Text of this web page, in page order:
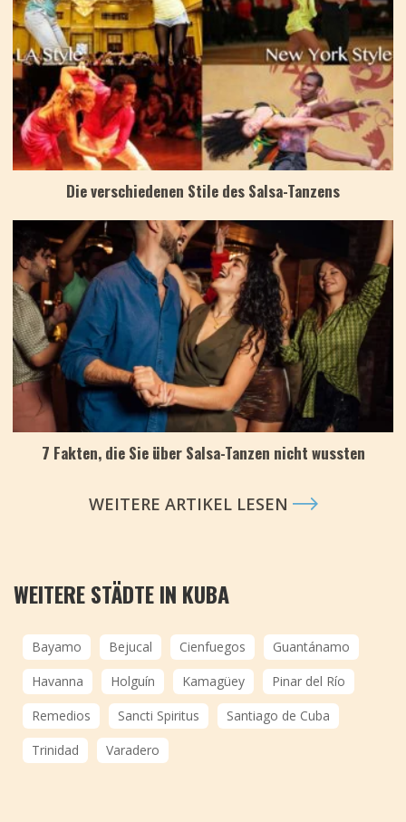
Die verschiedenen Stile des Salsa-Tanzens
7 Fakten, die Sie über Salsa-Tanzen nicht wussten
WEITERE ARTIKEL LESEN
WEITERE STÄDTE IN KUBA
Bayamo Bejucal Cienfuegos
Guantánamo
Havanna
Holguín Kamagüey
Pinar del Río
Remedios
Sancti Spiritus
Santiago de Cuba
Trinidad
Varadero